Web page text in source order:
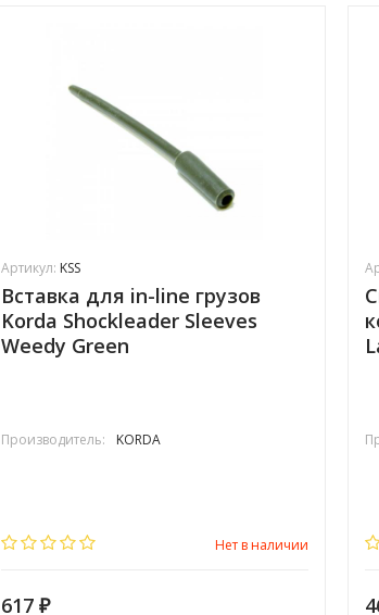
Артикул: KSS
Вставка для in-line грузов
Korda Shockleader Sleeves
Weedy Green
Производитель: KORDA
Нет в наличии
617 ₽